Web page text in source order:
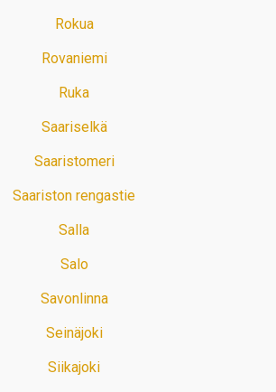
Rokua
Rovaniemi
Ruka
Saariselkä
Saaristomeri
Saariston rengastie
Salla
Salo
Savonlinna
Seinäjoki
Siikajoki